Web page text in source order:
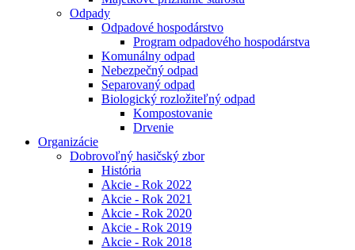
Odpady
Odpadové hospodárstvo
Program odpadového hospodárstva
Komunálny odpad
Nebezpečný odpad
Separovaný odpad
Biologický rozložiteľný odpad
Kompostovanie
Drvenie
Organizácie
Dobrovoľný hasičský zbor
História
Akcie - Rok 2022
Akcie - Rok 2021
Akcie - Rok 2020
Akcie - Rok 2019
Akcie - Rok 2018